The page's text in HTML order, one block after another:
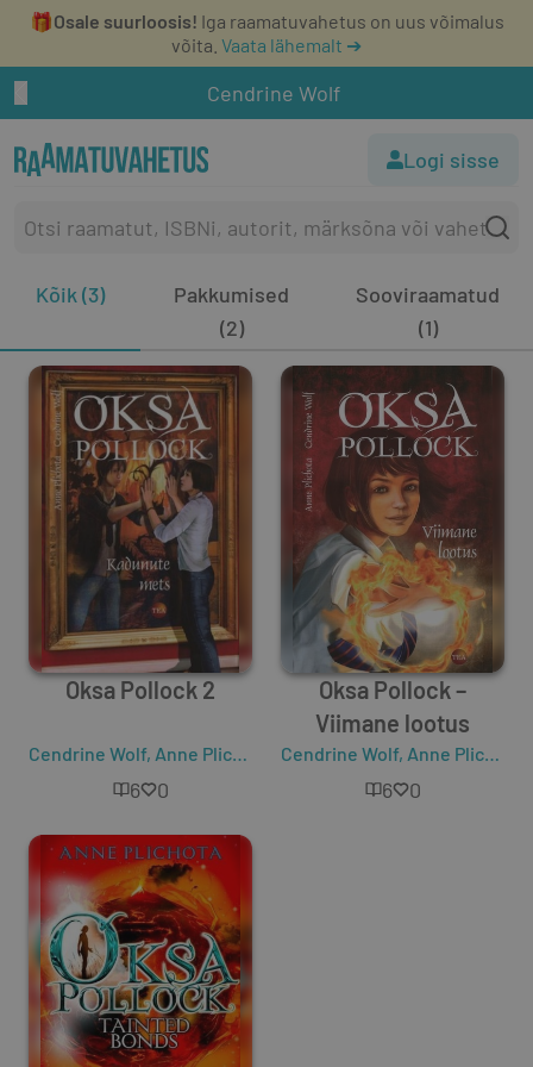
🎁Osale suurloosis! Iga raamatuvahetus on uus võimalus
võita. Vaata lähemalt ➔
Cendrine Wolf
Logi sisse
Kõik (3)
Pakkumised
(2)
Sooviraamatud
(1)
Oksa Pollock 2
Cendrine Wolf, Anne Plichota
6 0
Oksa Pollock –
Viimane lootus
Cendrine Wolf, Anne Plichota
6 0